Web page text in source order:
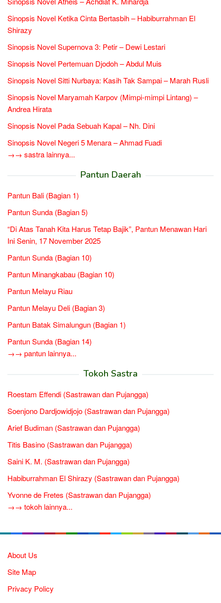
Sinopsis Novel Ketika Cinta Bertasbih – Habiburrahman El
Shirazy
Sinopsis Novel Supernova 3: Petir – Dewi Lestari
Sinopsis Novel Pertemuan Djodoh – Abdul Muis
Sinopsis Novel Sitti Nurbaya: Kasih Tak Sampai – Marah Rusli
Sinopsis Novel Maryamah Karpov (Mimpi-mimpi Lintang) –
Andrea Hirata
Sinopsis Novel Pada Sebuah Kapal – Nh. Dini
Sinopsis Novel Negeri 5 Menara – Ahmad Fuadi
→→ sastra lainnya...
Pantun Daerah
Pantun Bali (Bagian 1)
Pantun Sunda (Bagian 5)
“Di Atas Tanah Kita Harus Tetap Bajik”, Pantun Menawan Hari
Ini Senin, 17 November 2025
Pantun Sunda (Bagian 10)
Pantun Minangkabau (Bagian 10)
Pantun Melayu Riau
Pantun Melayu Deli (Bagian 3)
Pantun Batak Simalungun (Bagian 1)
Pantun Sunda (Bagian 14)
→→ pantun lainnya...
Tokoh Sastra
Roestam Effendi (Sastrawan dan Pujangga)
Soenjono Dardjowidjojo (Sastrawan dan Pujangga)
Arief Budiman (Sastrawan dan Pujangga)
Titis Basino (Sastrawan dan Pujangga)
Saini K. M. (Sastrawan dan Pujangga)
Habiburrahman El Shirazy (Sastrawan dan Pujangga)
Yvonne de Fretes (Sastrawan dan Pujangga)
→→ tokoh lainnya...
About Us
Site Map
Privacy Policy